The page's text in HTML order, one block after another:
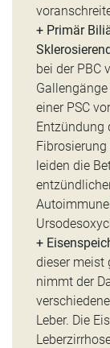
+ Primär
bei der PBC
einer PSC
Entzündung
leiden die
+
dieser meist
nimmt der
Leber. Die